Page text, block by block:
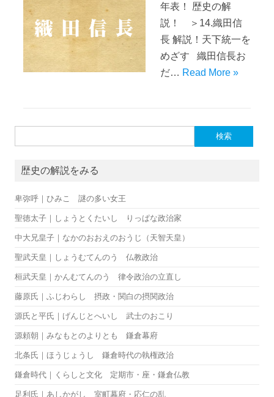
年表！ 歴史の解
説！ ＞14.織田信
長 解説！天下統一を
めざす 織田信長お
だ… Read More »
歴史の解説をみる
卑弥呼｜ひみこ 謎の多い女王
聖徳太子｜しょうとくたいし りっぱな政治家
中大兄皇子｜なかのおおえのおうじ（天智天皇）
聖武天皇｜しょうむてんのう 仏教政治
桓武天皇｜かんむてんのう 律令政治の立直し
藤原氏｜ふじわらし 摂政・関白の摂関政治
源氏と平氏｜げんじとへいし 武士のおこり
源頼朝｜みなもとのよりとも 鎌倉幕府
北条氏｜ほうじょうし 鎌倉時代の執権政治
鎌倉時代｜くらしと文化 定期市・座・鎌倉仏教
足利氏｜あしかがし 室町幕府・応仁の乱